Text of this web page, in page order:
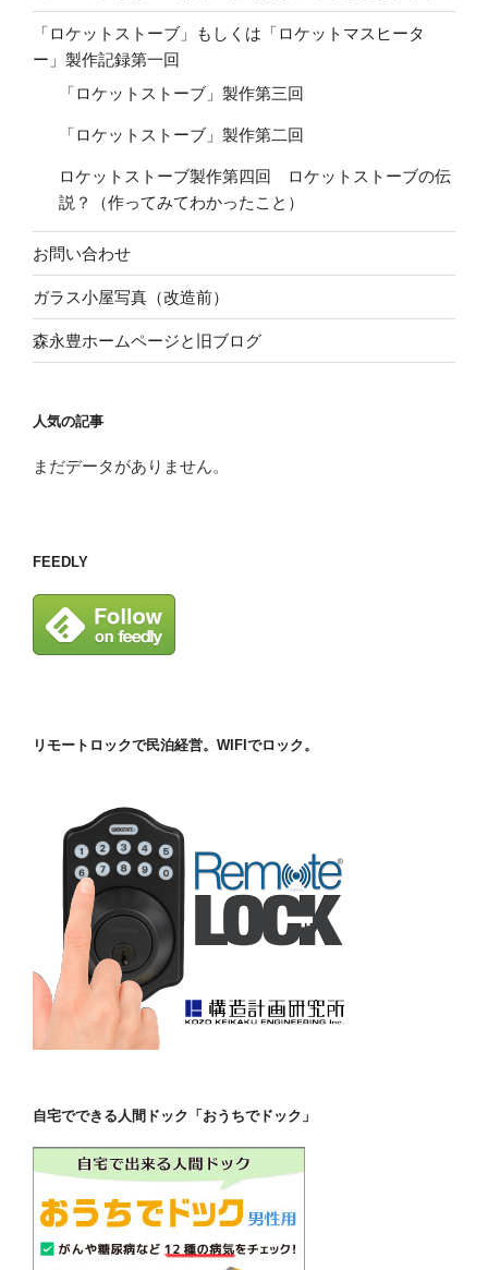
「ロケットストーブ」もしくは「ロケットマスヒータ
ー」製作記録第一回
「ロケットストーブ」製作第三回
「ロケットストーブ」製作第二回
ロケットストーブ製作第四回 ロケットストーブの伝
説？（作ってみてわかったこと）
お問い合わせ
ガラス小屋写真（改造前）
森永豊ホームページと旧ブログ
人気の記事
まだデータがありません。
FEEDLY
リモートロックで民泊経営。WIFIでロック。
自宅でできる人間ドック「おうちでドック」